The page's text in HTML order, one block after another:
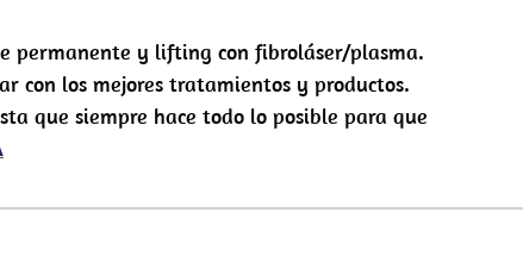
permanente y lifting con fibroláser/plasma.
con los mejores tratamientos y productos.
que siempre hace todo lo posible para que